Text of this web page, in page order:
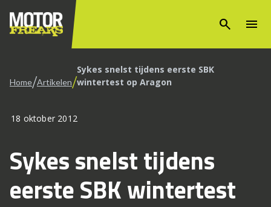
search menu
Home/Artikelen/Sykes snelst tijdens eerste SBK
wintertest op Aragon
18 oktober 2012
Sykes snelst tijdens
eerste SBK wintertest